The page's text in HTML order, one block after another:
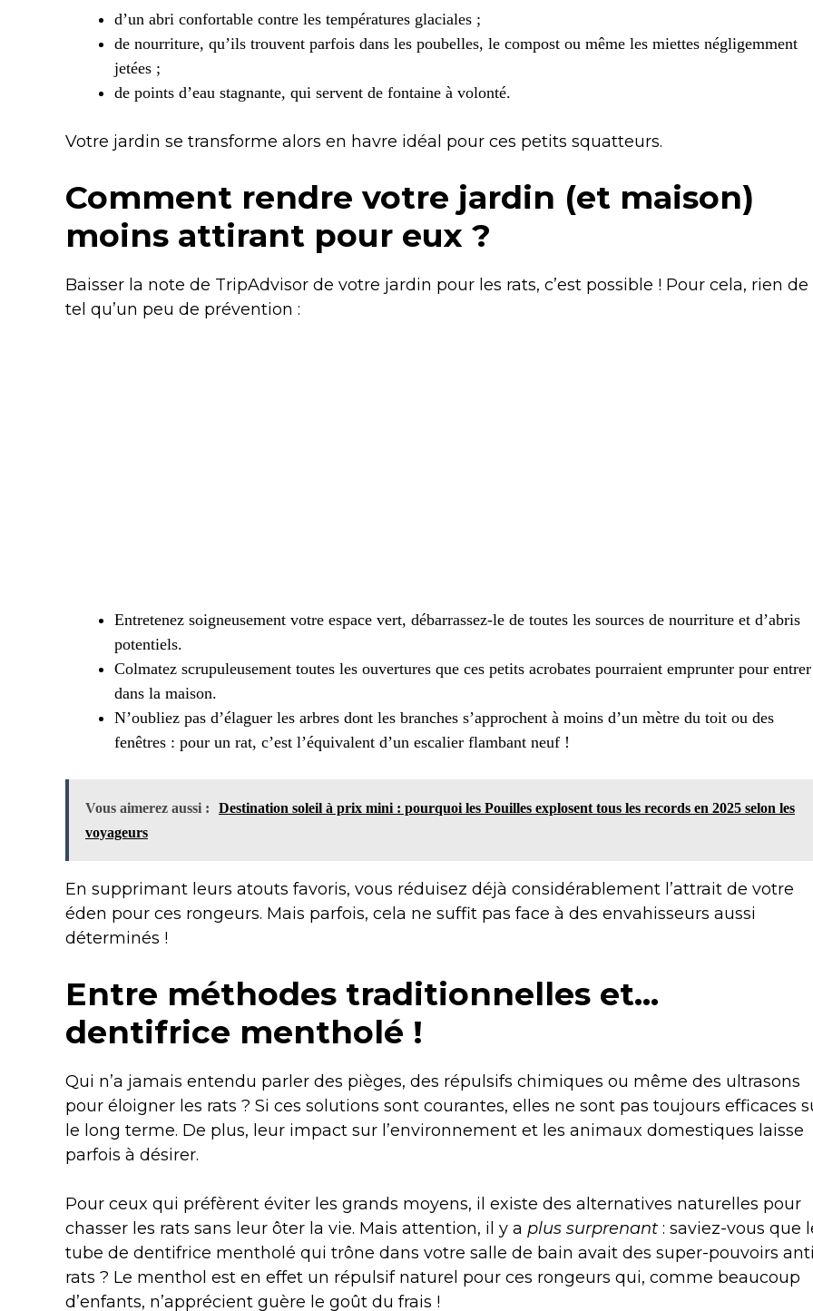
d’un abri confortable contre les températures glaciales ;
de nourriture, qu’ils trouvent parfois dans les poubelles, le compost ou même les miettes négligemment
jetées ;
de points d’eau stagnante, qui servent de fontaine à volonté.
Votre jardin se transforme alors en havre idéal pour ces petits squatteurs.
Comment rendre votre jardin (et maison)
moins attirant pour eux ?
Baisser la note de TripAdvisor de votre jardin pour les rats, c’est possible ! Pour cela, rien de
tel qu’un peu de prévention :
Entretenez soigneusement votre espace vert, débarrassez-le de toutes les sources de nourriture et d’abris
potentiels.
Colmatez scrupuleusement toutes les ouvertures que ces petits acrobates pourraient emprunter pour entrer
dans la maison.
N’oubliez pas d’élaguer les arbres dont les branches s’approchent à moins d’un mètre du toit ou des
fenêtres : pour un rat, c’est l’équivalent d’un escalier flambant neuf !
Vous aimerez aussi :
Destination soleil à prix mini : pourquoi les Pouilles explosent tous les records en 2025 selon les
voyageurs
En supprimant leurs atouts favoris, vous réduisez déjà considérablement l’attrait de votre
éden pour ces rongeurs. Mais parfois, cela ne suffit pas face à des envahisseurs aussi
déterminés !
Entre méthodes traditionnelles et…
dentifrice mentholé !
Qui n’a jamais entendu parler des pièges, des répulsifs chimiques ou même des ultrasons
pour éloigner les rats ? Si ces solutions sont courantes, elles ne sont pas toujours efficaces
le long terme. De plus, leur impact sur l’environnement et les animaux domestiques laisse
parfois à désirer.
Pour ceux qui préfèrent éviter les grands moyens, il existe des alternatives naturelles pour
chasser les rats sans leur ôter la vie. Mais attention, il y a plus surprenant : saviez-vous que
tube de dentifrice mentholé qui trône dans votre salle de bain avait des super-pouvoirs
rats ? Le menthol est en effet un répulsif naturel pour ces rongeurs qui, comme beaucoup
d’enfants, n’apprécient guère le goût du frais !